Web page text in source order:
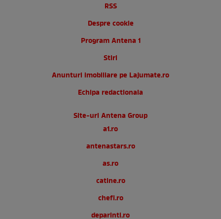
RSS
Despre cookie
Program Antena 1
Stiri
Anunturi imobiliare pe Lajumate.ro
Echipa redactionala
Site-uri Antena Group
a1.ro
antenastars.ro
as.ro
catine.ro
chefi.ro
deparinti.ro